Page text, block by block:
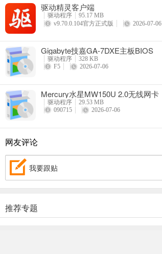
驱动精灵客户端
驱动程序
95.17 MB
v9.70.0.104官方正式版
2026-07-06
Gigabyte技嘉GA-7DXE主板BIOS
驱动程序
328 KB
F5
2026-07-06
Mercury水星MW150U 2.0无线网卡
驱动程序
29.53 MB
090715
2026-07-06
网友评论
我要跟贴
推荐专题